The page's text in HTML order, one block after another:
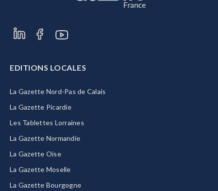
EDITIONS LOCALES
La Gazette Nord-Pas de Calais
La Gazette Picardie
Les Tablettes Lorraines
La Gazette Normandie
La Gazette Oise
La Gazette Moselle
La Gazette Bourgogne